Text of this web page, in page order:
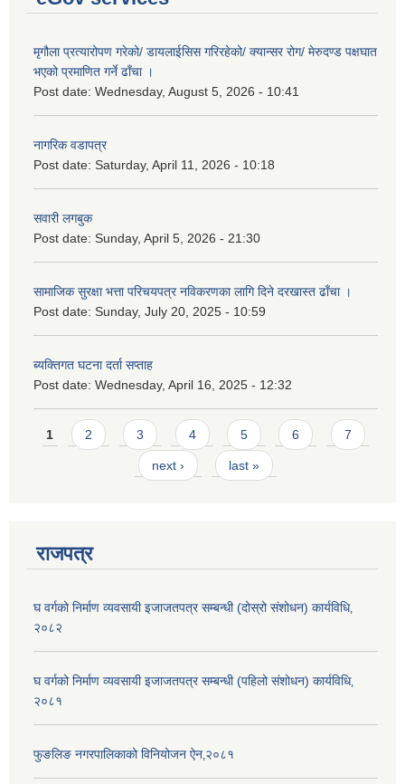
मृगौला प्रत्यारोपण गरेको/ डायलाईसिस गरिरहेको/ क्यान्सर रोग/ मेरुदण्ड पक्षघात
भएको प्रमाणित गर्ने ढाँचा ।
Post date: Wednesday, August 5, 2026 - 10:41
नागरिक वडापत्र
Post date: Saturday, April 11, 2026 - 10:18
सवारी लगबुक
Post date: Sunday, April 5, 2026 - 21:30
सामाजिक सुरक्षा भत्ता परिचयपत्र नविकरणका लागि दिने दरखास्त ढाँचा ।
Post date: Sunday, July 20, 2025 - 10:59
ब्यक्तिगत घटना दर्ता सप्ताह
Post date: Wednesday, April 16, 2025 - 12:32
Pages
1 2 3 4 5 6 7
next › last »
राजपत्र
घ वर्गको निर्माण व्यवसायी इजाजतपत्र सम्बन्धी (दोस्रो संशोधन) कार्यविधि‚
२०८२
घ वर्गको निर्माण व्यवसायी इजाजतपत्र सम्बन्धी (पहिलो संशोधन) कार्यविधि‚
२०८१
फुङलिङ नगरपालिकाको विनियोजन ऐन‚२०८१